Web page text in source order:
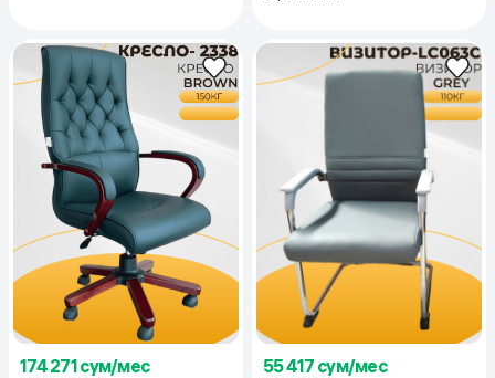
174 271 сум/мес 55 417 сум/мес